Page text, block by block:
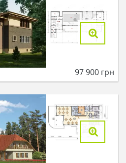
97 900 грн